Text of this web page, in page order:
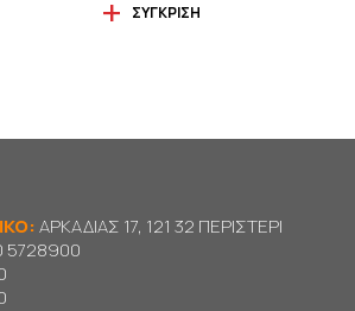
ΣΎΓΚΡΙΣΗ
ΑΡΚΑΔΙΑΣ 17, 121 32 ΠΕΡΙΣΤΕΡΙ
5728900